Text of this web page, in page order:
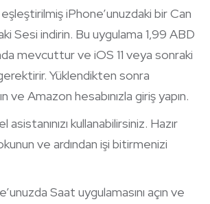
eşleştirilmiş iPhone’unuzdaki bir Can
Sesi indirin. Bu uygulama 1,99 ABD
mevcuttur ve iOS 11 veya sonraki
Yüklendikten sonra
ve Amazon hesabınızla giriş yapın.
asistanınızı kullanabilirsiniz. Hazır
ve ardından işi bitirmenizi
Saat uygulamasını açın ve